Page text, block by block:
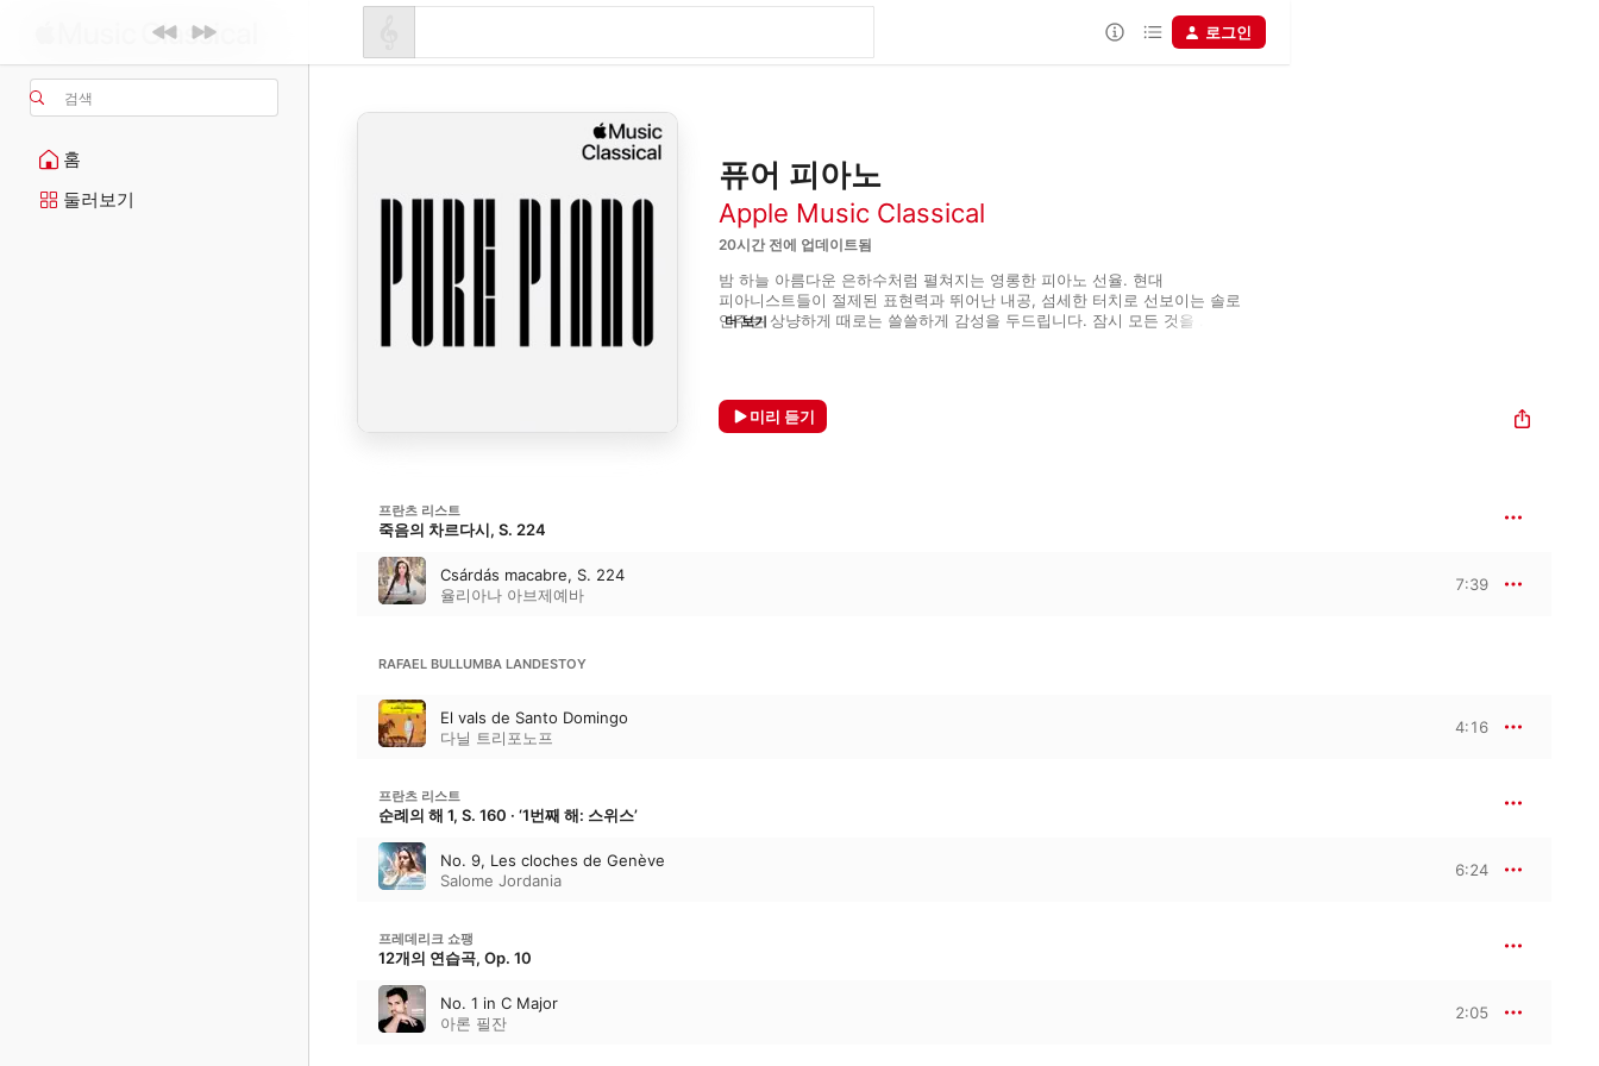
검색
홈
둘러보기
로그인
퓨어 피아노
Apple Music Classical
20시간 전에 업데이트됨
밤 하늘 아름다운 은하수처럼 펼쳐지는 영롱한 피아노 선율. 현대
피아니스트들이 절제된 표현력과 뛰어난 내공, 섬세한 터치로 선보이는 솔로
연주는 상냥하게 때로는 쓸쓸하게 감성을 두드립니다. 잠시 모든 것을
더 보기
미리 듣기
프란츠 리스트
죽음의 차르다시, S. 224
Csárdás macabre, S. 224
율리아나 아브제예바
7:39
RAFAEL BULLUMBA LANDESTOY
El vals de Santo Domingo
다닐 트리포노프
4:16
프란츠 리스트
순례의 해 1, S. 160 · ‘1번째 해: 스위스’
No. 9, Les cloches de Genève
Salome Jordania
6:24
프레데리크 쇼팽
12개의 연습곡, Op. 10
No. 1 in C Major
아론 필잔
2:05